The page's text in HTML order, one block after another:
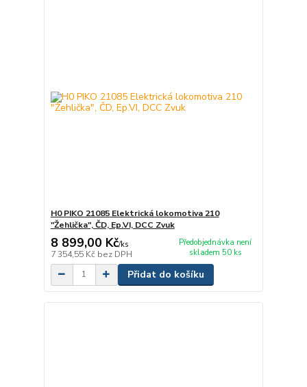
H0 PIKO 21085 Elektrická lokomotiva 210
"Žehlička", ČD, Ep.VI, DCC Zvuk
8 899,00 Kč/ks
7 354,55 Kč bez DPH
Předobjednávka není
skladem 50 ks
Přidat do košíku